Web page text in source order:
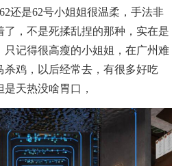
还是62号小姐姐很温柔，手法非
了，不是死揉乱捏的那种，实在是
只记得很高瘦的小姐姐，在广州难
杀鸡，以后经常去，有很多好吃
天热没啥胃口，